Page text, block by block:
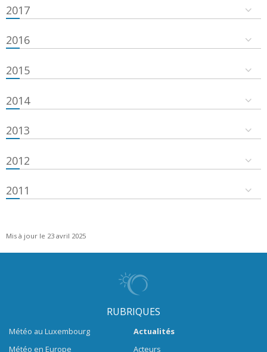
2017
2016
2015
2014
2013
2012
2011
Mis à jour le 23 avril 2025
RUBRIQUES
Météo au Luxembourg
Météo en Europe
Actualités
Acteurs